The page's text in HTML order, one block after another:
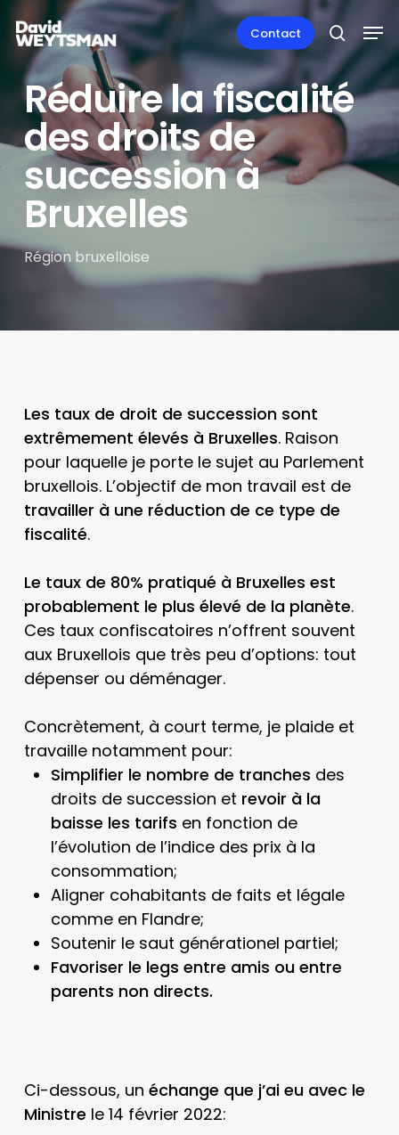
main
content
Contact search
Réduire la fiscalité
des droits de
succession à
Bruxelles
Région bruxelloise
Les taux de droit de succession sont
extrêmement élevés à Bruxelles. Raison
pour laquelle je porte le sujet au Parlement
bruxellois. L’objectif de mon travail est de
travailler à une réduction de ce type de
fiscalité.
Le taux de 80% pratiqué à Bruxelles est
probablement le plus élevé de la planète.
Ces taux confiscatoires n’offrent souvent
aux Bruxellois que très peu d’options: tout
dépenser ou déménager.
Concrètement, à court terme, je plaide et
travaille notamment pour:
Simplifier le nombre de tranches des
droits de succession et revoir à la
baisse les tarifs en fonction de
l’évolution de l’indice des prix à la
consommation;
Aligner cohabitants de faits et légale
comme en Flandre;
Soutenir le saut générationel partiel;
Favoriser le legs entre amis ou entre
parents non directs.
Ci-dessous, un échange que j’ai eu avec le
Ministre le 14 février 2022: